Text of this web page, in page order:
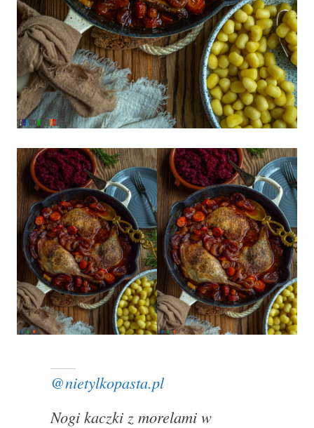
@nietylkopasta.pl
Nogi kaczki z morelami w